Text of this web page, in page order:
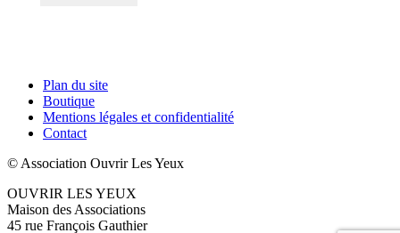
Plan du site
Boutique
Mentions légales et confidentialité
Contact
© Association Ouvrir Les Yeux
OUVRIR LES YEUX
Maison des Associations
45 rue François Gauthier